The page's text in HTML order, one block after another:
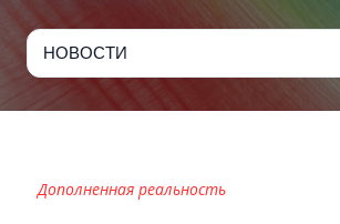
Дополненная реальность